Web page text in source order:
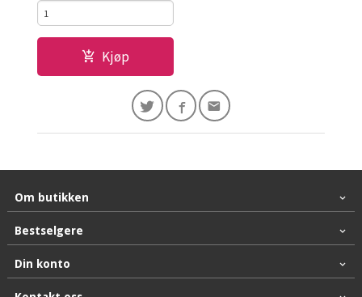
Kjøp
Om butikken
Bestselgere
Din konto